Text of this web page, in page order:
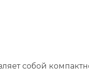
собой